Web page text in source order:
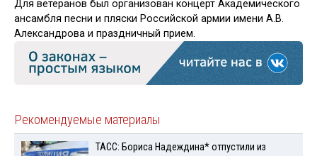
Для ветеранов был организован концерт Академического
ансамбля песни и пляски Российской армии имени А.В.
Александрова и праздничный прием.
Рекомендуемые материалы
ТАСС: Бориса Надеждина* отпустили из